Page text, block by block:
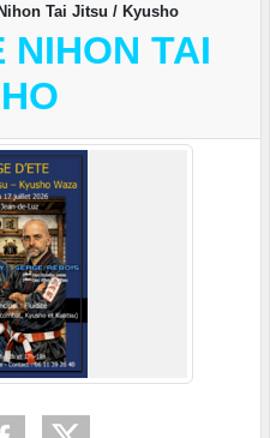
Tai Jitsu / Kyusho
NIHON TAI